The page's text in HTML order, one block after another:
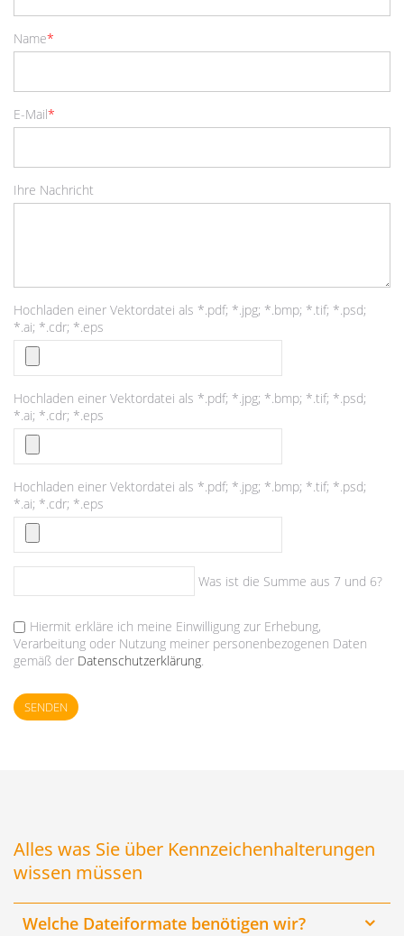
Name*
E-Mail*
Ihre Nachricht
Hochladen einer Vektordatei als *.pdf; *.jpg; *.bmp; *.tif; *.psd;
*.ai; *.cdr; *.eps
Hochladen einer Vektordatei als *.pdf; *.jpg; *.bmp; *.tif; *.psd;
*.ai; *.cdr; *.eps
Hochladen einer Vektordatei als *.pdf; *.jpg; *.bmp; *.tif; *.psd;
*.ai; *.cdr; *.eps
Was ist die Summe aus 7 und 6?
Hiermit erkläre ich meine Einwilligung zur Erhebung,
Verarbeitung oder Nutzung meiner personenbezogenen Daten
gemäß der Datenschutzerklärung.
SENDEN
Alles was Sie über Kennzeichenhalterungen
wissen müssen
Welche Dateiformate benötigen wir?